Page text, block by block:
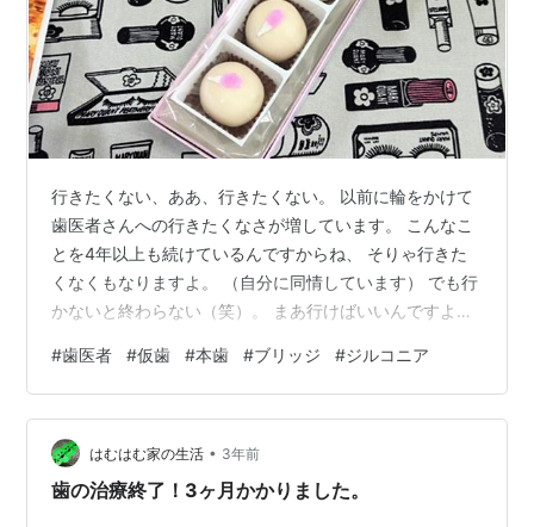
行きたくない、ああ、行きたくない。 以前に輪をかけて
歯医者さんへの行きたくなさが増しています。 こんなこ
とを4年以上も続けているんですからね、 そりゃ行きた
くなくもなりますよ。 （自分に同情しています） でも行
かないと終わらない（笑）。 まあ行けばいいんですよ。
ば道はなし、 踏み出せばその一足が道になり、 その一足
が道となる。 迷わず行けよ 行けばわかるさ （アントニ
オ猪木） 1、2、3、ダーッ‼ (^O^)／ というわけで、行っ
てきました（午前中受診）。 それにしても、この歯医者
さんはいつ行っても混んでますね。 ちょっと待ってから
#歯医者 #仮歯 #本歯 #ブリッジ #ジルコニア
はむはむ家の生活 • 3年前
歯の治療終了！3ヶ月かかりました。